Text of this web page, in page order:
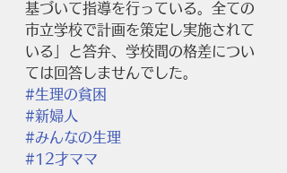
基づいて指導を行っている。全ての
市立学校で計画を策定し実施されて
いる」と答弁、学校間の格差につい
ては回答しませんでした。
#生理の貧困
#新婦人
#みんなの生理
#12才ママ